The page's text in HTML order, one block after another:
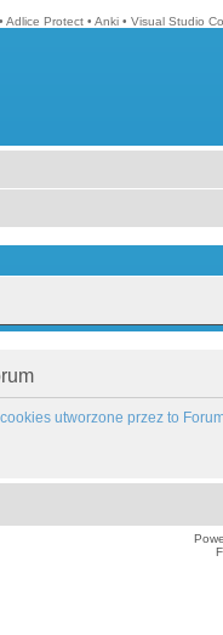
• Adlice Protect • Anki • Visual Studio
utworzone przez to